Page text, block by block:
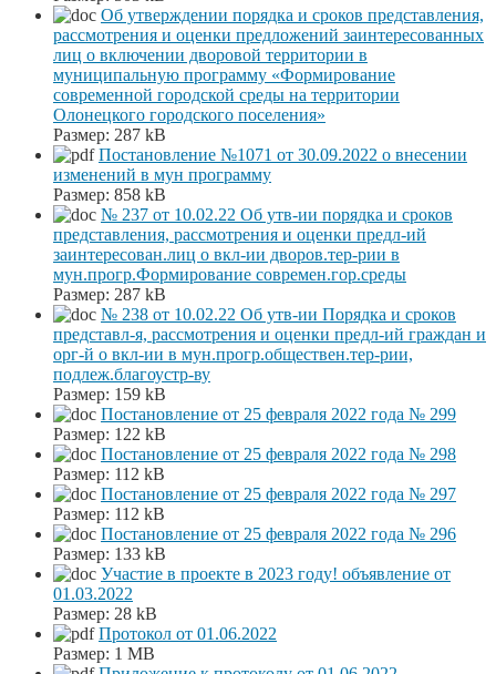
Об утверждении порядка и сроков представления,
рассмотрения и оценки предложений заинтересованных
лиц о включении дворовой территории в
муниципальную программу «Формирование
современной городской среды на территории
Олонецкого городского поселения»
Размер: 287 kB
Постановление №1071 от 30.09.2022 о внесении
изменений в мун программу
Размер: 858 kB
№ 237 от 10.02.22 Об утв-ии порядка и сроков
представления, рассмотрения и оценки предл-ий
заинтересован.лиц о вкл-ии дворов.тер-рии в
мун.прогр.Формирование современ.гор.среды
Размер: 287 kB
№ 238 от 10.02.22 Об утв-ии Порядка и сроков
представл-я, рассмотрения и оценки предл-ий граждан и
орг-й о вкл-ии в мун.прогр.обществен.тер-рии,
подлеж.благоустр-ву
Размер: 159 kB
Постановление от 25 февраля 2022 года № 299
Размер: 122 kB
Постановление от 25 февраля 2022 года № 298
Размер: 112 kB
Постановление от 25 февраля 2022 года № 297
Размер: 112 kB
Постановление от 25 февраля 2022 года № 296
Размер: 133 kB
Участие в проекте в 2023 году! объявление от
01.03.2022
Размер: 28 kB
Протокол от 01.06.2022
Размер: 1 MB